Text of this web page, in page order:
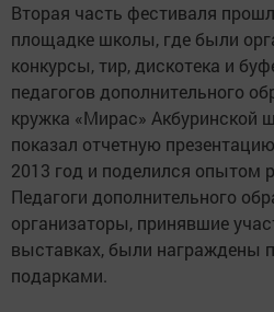
Вторая часть фестиваля
площадке школы, где были
конкурсы, тир, дискотека и
педагогов дополнительного
кружка «Мирас» Акбуринской
показал отчетную
2013 год и поделился опытом
Педагоги дополнительного
организаторы, принявшие
выставках, были награждены
подарками.